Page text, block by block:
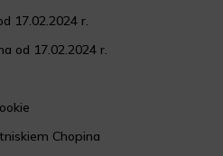
17.02.2024 r.
od 17.02.2024 r.
Chopina